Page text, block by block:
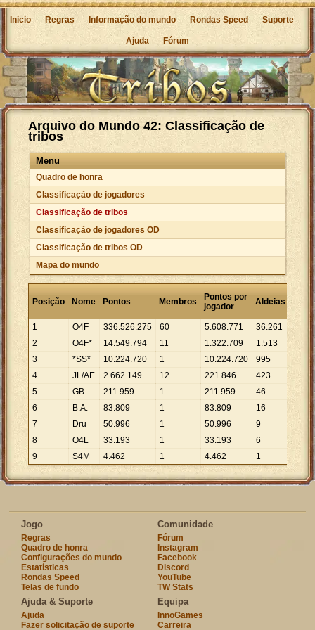
Inicio - Regras - Informação do mundo - Rondas Speed - Suporte -
Ajuda - Fórum
Arquivo do Mundo 42: Classificação de
tribos
Menu
Quadro de honra
Classificação de jogadores
Classificação de tribos
Classificação de jogadores OD
Classificação de tribos OD
Mapa do mundo
Posição Nome Pontos Membros
Pontos por
jogador
Aldeias
1
O4F 336.526.275 60 5.608.771 36.261
281
2
O4F* 14.549.794 11 1.322.709 1.513 9
3
*SS* 10.224.720 1 10.224.720 995
4
JL/AE 2.662.149 12 221.846 423 6.
293
5
GB 211.959 1 211.959 46 4
608
6
B.A. 83.809 1 83.809 16
238
7
Dru 50.996 1 50.996 9 .
8
O4L 33.193 1 33.193 6
532
9
S4M 4.462 1 4.462 1 462
Jogo
Regras
Quadro de honra
Configurações do mundo
Estatísticas
Rondas Speed
Telas de fundo
Comunidade
Fórum
Instagram
Facebook
Discord
YouTube
TW Stats
Ajuda & Suporte
Ajuda
Fazer solicitação de suporte
Equipa
InnoGames
Carreira